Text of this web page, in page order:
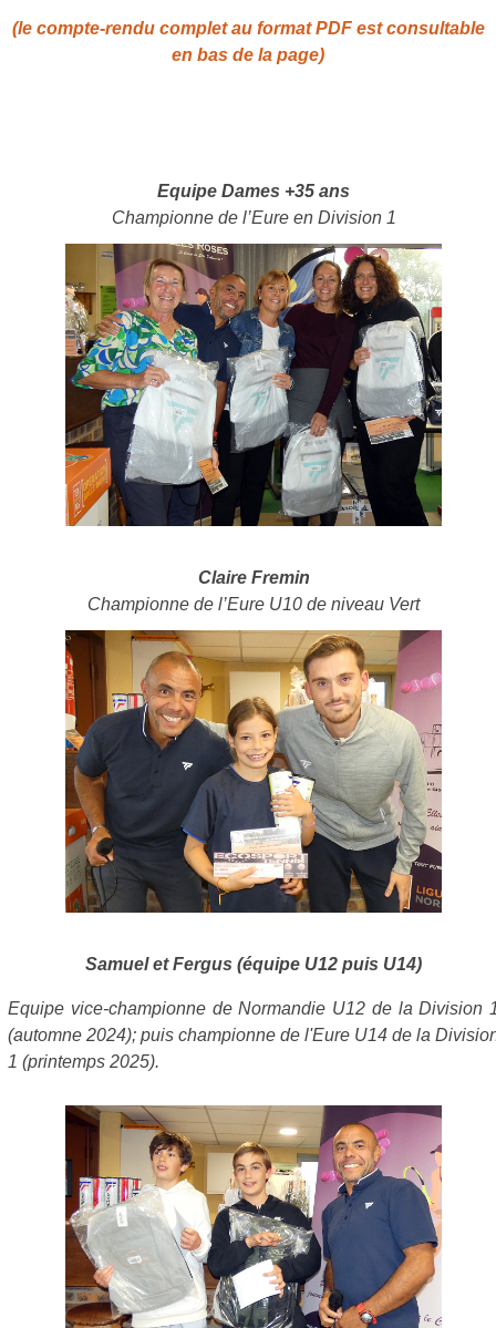
(le compte-rendu complet au format PDF est consultable
en bas de la page)
Equipe Dames +35 ans
Championne de l’Eure en Division 1
Claire Fremin
Championne de l’Eure U10 de niveau Vert
Samuel et Fergus (équipe U12 puis U14)
Equipe vice-championne de Normandie U12 de la Division
(automne 2024); puis championne de l'Eure U14 de la
1 (printemps 2025).